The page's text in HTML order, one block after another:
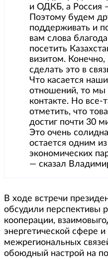
и ОДКБ, а Россия
Поэтому будем
поддерживать и
вам слова
посетить
визитом.
сделать это в
Что касается
отношений, то мы
контакте. Но все-
отметить, что
достиг почти 30
Это очень
остается одним
экономических
— сказал
В ходе встречи
обсудили перспективы
кооперации,
энергетической сфере и
межрегиональных
обоюдный настрой на